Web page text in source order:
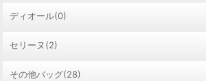
ディオール(0)
セリーヌ(2)
その他バッグ(28)